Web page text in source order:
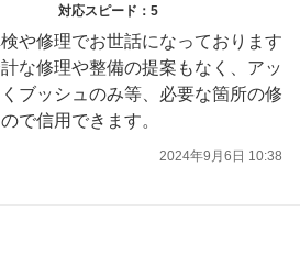
対応スピード：5
や修理でお世話になっております
な修理や整備の提案もなく、アッ
ブッシュのみ等、必要な箇所の修
で信用できます。
2024年9月6日 10:38